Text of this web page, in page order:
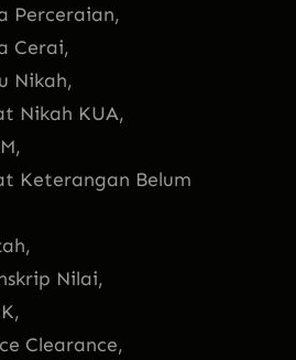
Perceraian,
Cerai,
Nikah,
Nikah KUA,
Keterangan Belum
Nilai,
Clearance,